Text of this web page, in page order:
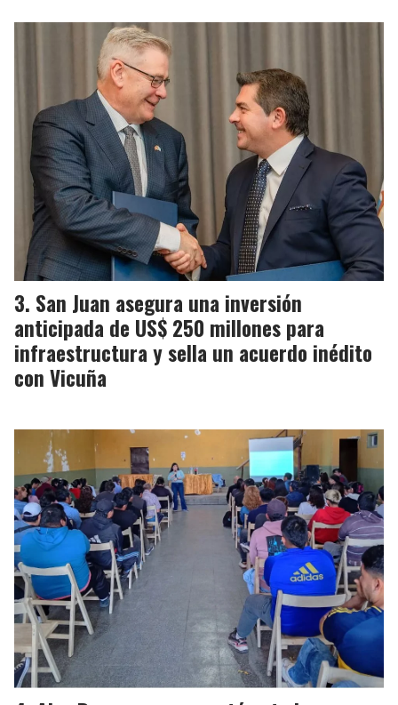
San Juan asegura una inversión
anticipada de US$ 250 millones para
infraestructura y sella un acuerdo inédito
con Vicuña